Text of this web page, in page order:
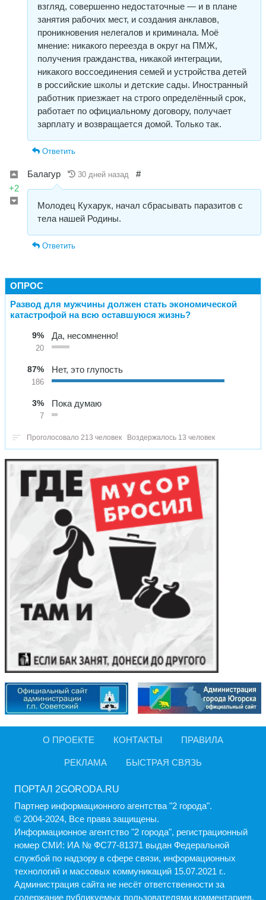
взгляд, совершенно недостаточные — и в плане
занятия рабочих мест, и создания анклавов,
проникновения нелегалов и криминала. Моё
мнение: никакого переезда в округ на ПМЖ,
получения гражданства, никакой интеграции,
никакого воссоединения семей и устройства детей
в российские школы и детские сады. Иностранный
работник приезжает на строго определённый срок,
работает по официальному договору, получает
зарплату и возвращается домой. Только так.
Ответить
+2
Балагур 30 дней назад #
Молодец Кухарук, начал сбрасывать паразитов с
тела нашей Родины.
Ответить
ОПРОС
Развод для мужчины должен стать экономической
катастрофой на всю оставшуюся жизнь?
9%
20
Да, несомненно!
87%
186
Нет, это глупость
3%
7
Пока думаю
Проголосовало 213 человек Воздержалось 13 человек
О ПРОЕКТЕ КОНТАКТЫ ПРАВИЛА
РЕКЛАМА БЫСТРАЯ СВЯЗЬ
ПОРТАЛ 2GORODA.RU
Партнер информационного агентства "2 города".
© 2004-2024, Все права защищены.
Информационное агентство "2 города", регистрационный
номер СМИ: ИА № ФС77-81371 выдан Федеральной
службой по надзору в сфере связи, информационных
технологий и массовых коммуникаций 15.07.2021 г..
Администрация cайта не несёт ответственности за
содержание публикуемых пользователями комментариев.